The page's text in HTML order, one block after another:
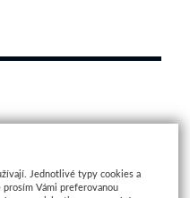
Jednotlivé typy cookies a
Vámi preferovanou